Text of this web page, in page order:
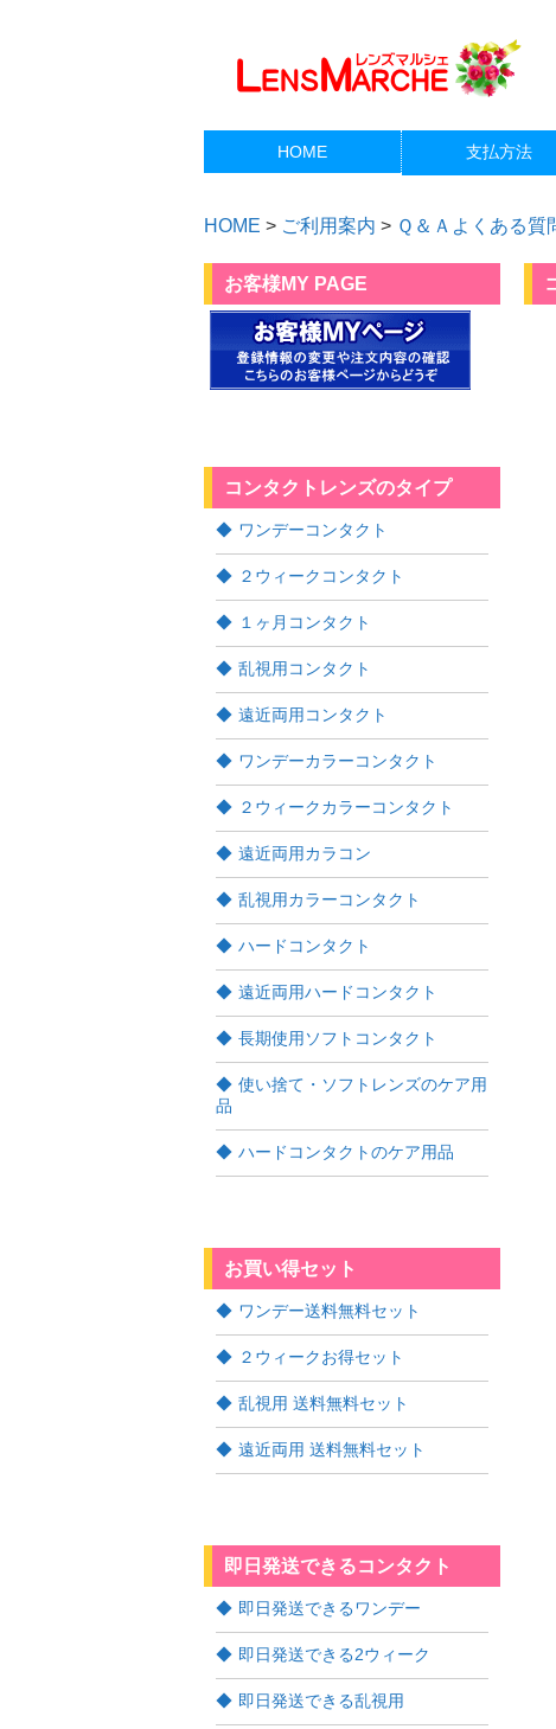
HOME 支払方法
HOME > ご利用案内 > Ｑ＆Ａよくある質
お客様MY PAGE
コンタクトレンズのタイプ
ワンデーコンタクト
２ウィークコンタクト
１ヶ月コンタクト
乱視用コンタクト
遠近両用コンタクト
ワンデーカラーコンタクト
２ウィークカラーコンタクト
遠近両用カラコン
乱視用カラーコンタクト
ハードコンタクト
遠近両用ハードコンタクト
長期使用ソフトコンタクト
使い捨て・ソフトレンズのケア用
品
ハードコンタクトのケア用品
お買い得セット
ワンデー送料無料セット
２ウィークお得セット
乱視用 送料無料セット
遠近両用 送料無料セット
即日発送できるコンタクト
即日発送できるワンデー
即日発送できる2ウィーク
即日発送できる乱視用